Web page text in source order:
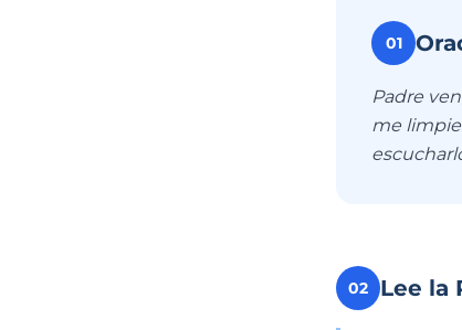
01
Padre
me
02 Lee la